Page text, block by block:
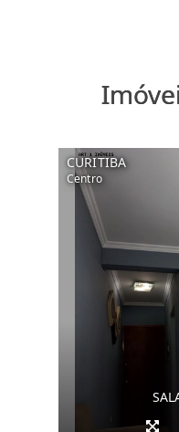
CURITIBA
Centro